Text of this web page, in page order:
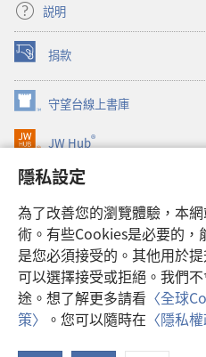
隱私設定
為了改善您的瀏覽體驗，本
術。有些Cookies是必要的，
是您必須接受的。其他用於
可以選擇接受或拒絕。我們
途。想了解更多請看 〈全球
策〉 。您可以隨時在 〈隱私
説明
捐款
（開
啟
新
視
窗）
守望台線上書庫
（開
啟
新
窗）
JW Hub®
（開
啟
新
窗）
JW Library®
Watchtower Library
Copyright© 2026 Watch Tower Bible
使用條款 |隱私